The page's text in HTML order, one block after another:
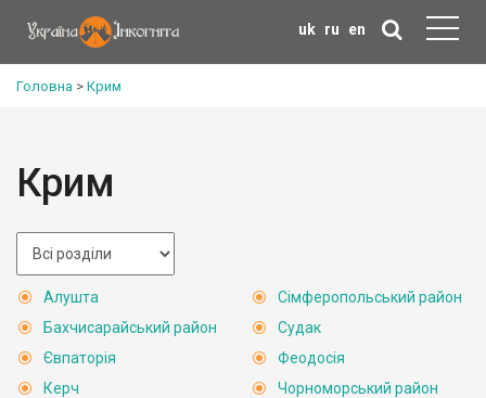
uk ru en
Головна > Крим
Крим
Алушта
Бахчисарайський район
Євпаторія
Керч
Сімферопольський район
Судак
Феодосія
Чорноморський район